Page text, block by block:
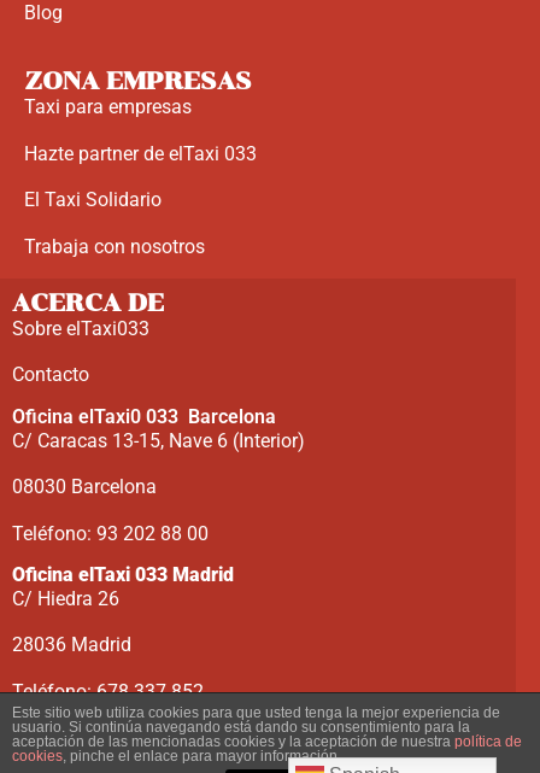
Blog
ZONA EMPRESAS
Taxi para empresas
Hazte partner de elTaxi 033
El Taxi Solidario
Trabaja con nosotros
ACERCA DE
Sobre elTaxi033
Contacto
Oficina elTaxi0 033 Barcelona
C/ Caracas 13-15, Nave 6 (Interior)
08030 Barcelona
Teléfono: 93 202 88 00
Oficina elTaxi 033 Madrid
C/ Hiedra 26
28036 Madrid
Teléfono: 678 337 852
Este sitio web utiliza cookies para que usted tenga la mejor experiencia de
usuario. Si continúa navegando está dando su consentimiento para la
aceptación de las mencionadas cookies y la aceptación de nuestra política de
cookies, pinche el enlace para mayor información.